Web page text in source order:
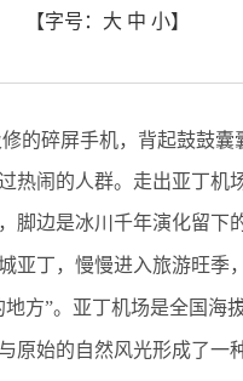
【字号： 大 中 小】
的碎屏手机，背起鼓鼓囊
热闹的人群。走出亚丁机
脚边是冰川千年演化留下
丁，慢慢进入旅游旺季
方”。亚丁机场是全国海
原始的自然风光形成了一